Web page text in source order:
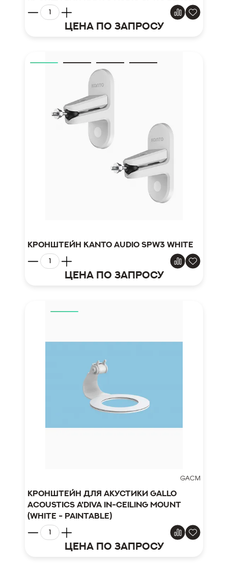
Цена по запросу
Кронштейн Kanto Audio SPW3 White
Цена по запросу
GACM
Кронштейн для акустики Gallo
Acoustics A'Diva In-Ceiling Mount
(White - Paintable)
Цена по запросу